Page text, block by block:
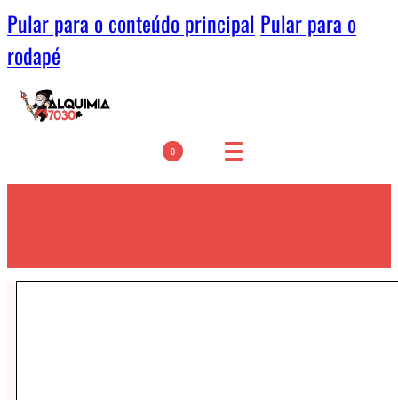
Pular para o conteúdo principal Pular para o
rodapé
0